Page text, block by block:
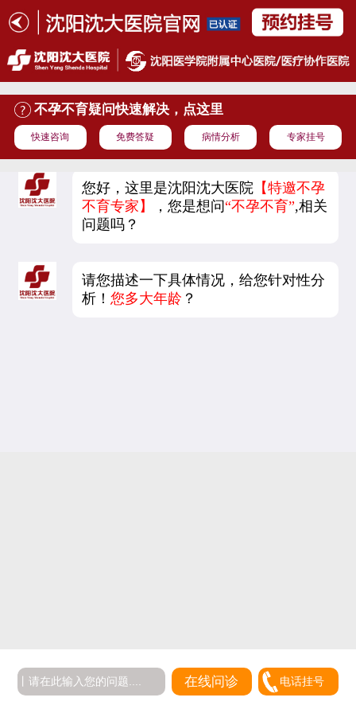
不孕不育疑问快速解决，点这里
快速咨询 免费答疑 病情分析 专家挂号
您好，这里是沈阳沈大医院 【特邀不孕
不育专家】
，您是想问“不孕不育”,相关
问题吗？
请您描述一下具体情况，给您针对性分
析！您多大年龄 ？
在线问诊 电话挂号